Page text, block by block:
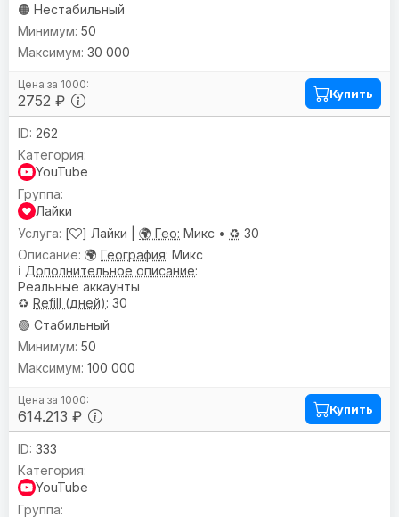
🟠 Нестабильный
2752 ₽
50
30 000
Купить
262
YouTube
Лайки
[
] Лайки | 🌍 Гео: Микс • ♻️ 30
🌍 География: Микс
ℹ️ Дополнительное описание:
Реальные аккаунты
♻️ Refill (дней): 30
🟢 Стабильный
614.213 ₽
50
100 000
Купить
333
YouTube